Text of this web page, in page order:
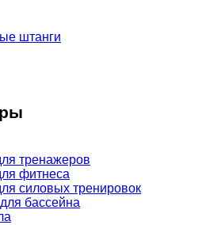
штанги
тренажеров
фитнеса
силовых тренировок
бассейна